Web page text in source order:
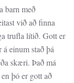
barn með
við að finna
trufla lítið. Gott er
á einum stað þá
skæri. Það má
þó er gott að